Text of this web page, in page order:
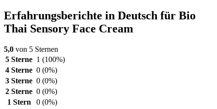
Erfahrungsberichte in Deutsch für Bio
Thai Sensory Face Cream
5,0 von 5 Sternen
5 Sterne 1 (100%)
4 Sterne 0 (0%)
3 Sterne 0 (0%)
2 Sterne 0 (0%)
1 Stern
0 (0%)